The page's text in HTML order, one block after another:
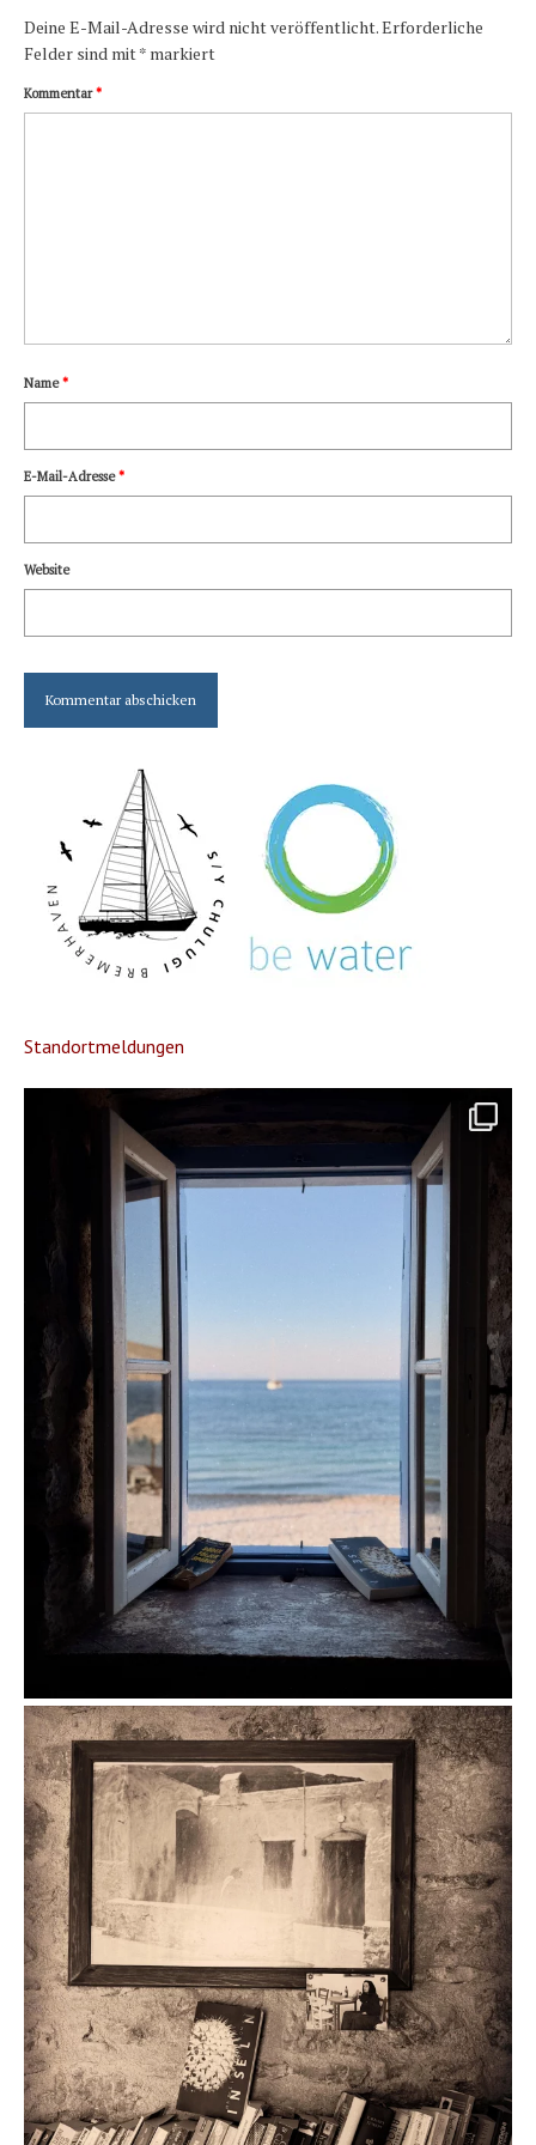
Deine E-Mail-Adresse wird nicht veröffentlicht.Erforderliche
Felder sind mit* markiert
Kommentar*
Name*
E-Mail-Adresse*
Website
Standortmeldungen